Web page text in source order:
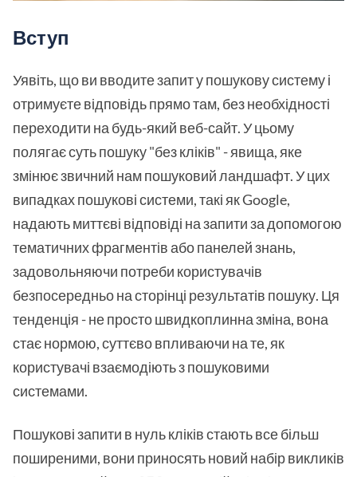
Вступ
Уявіть, що ви вводите запит у пошукову систему і
отримуєте відповідь прямо там, без необхідності
переходити на будь-який веб-сайт. У цьому
полягає суть пошуку "без кліків" - явища, яке
змінює звичний нам пошуковий ландшафт. У цих
випадках пошукові системи, такі як Google,
надають миттєві відповіді на запити за допомогою
тематичних фрагментів або панелей знань,
задовольняючи потреби користувачів
безпосередньо на сторінці результатів пошуку. Ця
тенденція - не просто швидкоплинна зміна, вона
стає нормою, суттєво впливаючи на те, як
користувачі взаємодіють з пошуковими
системами.
Пошукові запити в нуль кліків стають все більш
поширеними, вони приносять новий набір викликів